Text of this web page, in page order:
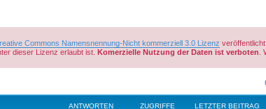
Commons Namensnennung-Nicht kommerziell 3.0 Lizenz
dieser Lizenz erlaubt ist. Komerzielle Nutzung der Daten ist verboten
ANTWORTEN ZUGRIFFE LETZTER BEITRAG